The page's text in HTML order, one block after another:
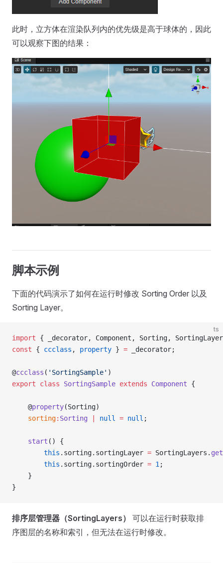
此时，立方体在渲染队列内的优先级是高于球体的，因此
可以观察下图的结果：
脚本示例
下面的代码演示了如何在运行时修改 Sorting Order 以及
Sorting Layer。
ts
import { _decorator, Component, Sorting,
const { ccclass , property } = _decorator;
@ccclass ( 'SortingSample' )
export class SortingSample extends Component {
    @
property(Sorting)
    sorting
: Sorting null = null ;
    start
() {
        this
.sorting.sortingLayer = SortingLayers.
        this
.sorting.sortingOrder = 1 ;
    }
}
排序层管理器（SortingLayers）
可以在运行时获取排
序图层的名称和索引，但无法在运行时修改。